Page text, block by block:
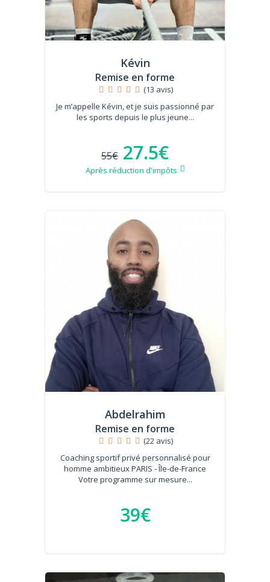
Kévin
Remise en forme
(13 avis)
Je m’appelle Kévin, et je suis passionné par
les sports depuis le plus jeune...
55€ 27.5€
Après réduction d'impôts
Abdelrahim
Remise en forme
(22 avis)
Coaching sportif privé personnalisé pour
homme ambitieux PARIS - Île-de-France
Votre programme sur mesure...
39€